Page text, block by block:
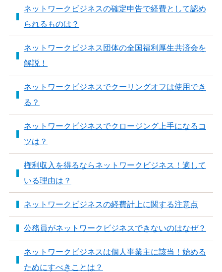
ネットワークビジネスの確定申告で経費として認め
られるものは？
ネットワークビジネス団体の全国福利厚生共済会を
解説！
ネットワークビジネスでクーリングオフは使用でき
る？
ネットワークビジネスでクロージング上手になるコ
ツは？
権利収入を得るならネットワークビジネス！適して
いる理由は？
ネットワークビジネスの経費計上に関する注意点
公務員がネットワークビジネスできないのはなぜ？
ネットワークビジネスは個人事業主に該当！始める
ためにすべきことは？